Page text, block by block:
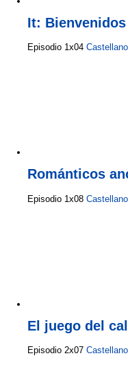
It:
Episodio 1x04 Castellano
Románticos
Episodio 1x08 Castellano
El juego del
Episodio 2x07 Castellano